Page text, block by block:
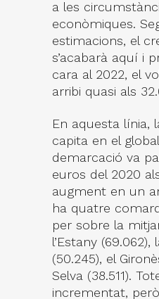
a les
econòmiques.
estimacions, el
s’acabarà aquí i
cara al 2022, el
arribi quasi als
En aquesta línia,
capita en el
demarcació va
euros del 2020
augment en un
ha quatre
per sobre la
l’Estany (69.062),
(50.245), el
Selva (38.511).
incrementat,